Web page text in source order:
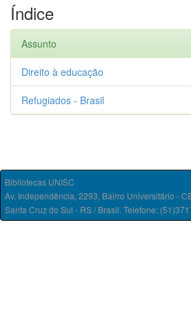
Índice
Assunto
Direito à educação
Refugiados - Brasil
Bibliotecas UNISC
Av. Independência, 2293, Bairro Universitário -
Santa Cruz do Sul - RS / Brasil. Telefone: